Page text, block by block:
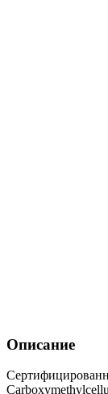
Описание